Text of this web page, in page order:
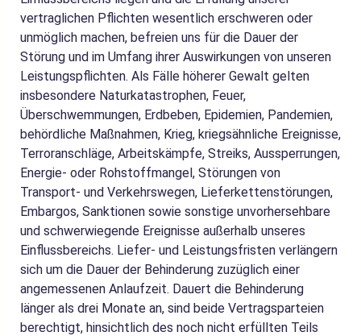
vertraglichen Pflichten wesentlich erschweren oder
unmöglich machen, befreien uns für die Dauer der
Störung und im Umfang ihrer Auswirkungen von unseren
Leistungspflichten. Als Fälle höherer Gewalt gelten
insbesondere Naturkatastrophen, Feuer,
Überschwemmungen, Erdbeben, Epidemien, Pandemien,
behördliche Maßnahmen, Krieg, kriegsähnliche Ereignisse,
Terroranschläge, Arbeitskämpfe, Streiks, Aussperrungen,
Energie- oder Rohstoffmangel, Störungen von
Transport- und Verkehrswegen, Lieferkettenstörungen,
Embargos, Sanktionen sowie sonstige unvorhersehbare
und schwerwiegende Ereignisse außerhalb unseres
Einflussbereichs. Liefer- und Leistungsfristen verlängern
sich um die Dauer der Behinderung zuzüglich einer
angemessenen Anlaufzeit. Dauert die Behinderung
länger als drei Monate an, sind beide Vertragsparteien
berechtigt, hinsichtlich des noch nicht erfüllten Teils